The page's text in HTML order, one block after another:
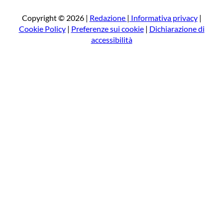
a
Copyright © 2026 | Redazione | Informativa privacy|
Cookie Policy| Preferenze sui cookie| Dichiarazione di
accessibilità